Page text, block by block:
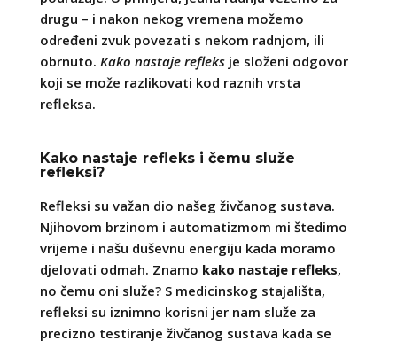
drugu – i nakon nekog vremena možemo
određeni zvuk povezati s nekom radnjom, ili
obrnuto. Kako nastaje refleksje složeni odgovor
koji se može razlikovati kod raznih vrsta
refleksa.
Kako nastaje refleks i čemu služe
refleksi?
Refleksi su važan dio našeg živčanog sustava.
Njihovom brzinom i automatizmom mi štedimo
vrijeme i našu duševnu energiju kada moramo
djelovati odmah. Znamo kako nastaje refleks,
no čemu oni služe? S medicinskog stajališta,
refleksi su iznimno korisni jer nam služe za
precizno testiranje živčanog sustava kada se